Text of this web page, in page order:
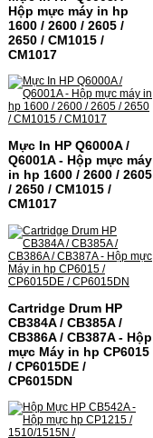
Hộp mực máy in hp
1600 / 2600 / 2605 /
2650 / CM1015 /
CM1017
Mực In HP Q6000A /
Q6001A - Hộp mực máy
in hp 1600 / 2600 / 2605
/ 2650 / CM1015 /
CM1017
Cartridge Drum HP
CB384A / CB385A /
CB386A / CB387A - Hộp
mực Máy in hp CP6015
/ CP6015DE /
CP6015DN